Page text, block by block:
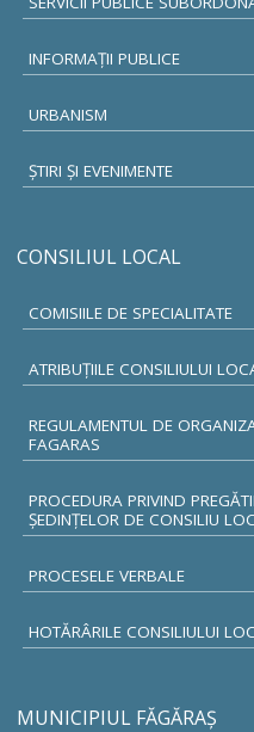
INFORMAŢII PUBLICE
URBANISM
ŞTIRI ŞI EVENIMENTE
CONSILIUL LOCAL
COMISIILE DE SPECIALITATE
ATRIBUŢIILE CONSILIULUI
REGULAMENTUL DE
FAGARAS
PROCEDURA PRIVIND
ȘEDINȚELOR DE CONSILIU
PROCESELE VERBALE
HOTĂRÂRILE CONSILIULUI
MUNICIPIUL FĂGĂRAŞ